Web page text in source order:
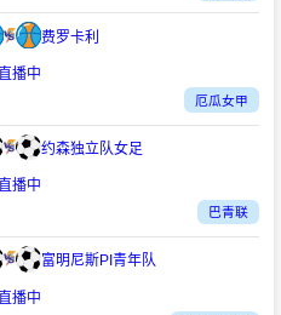
费罗卡利
直播中
厄瓜女甲
约森独立队女足
直播中
巴青联
富明尼斯PI青年队
直播中